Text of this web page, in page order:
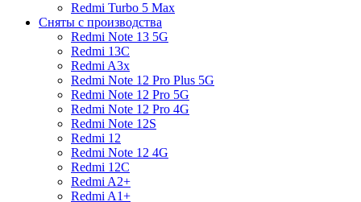
Redmi Turbo 5 Max
Сняты с производства
Redmi Note 13 5G
Redmi 13C
Redmi A3x
Redmi Note 12 Pro Plus 5G
Redmi Note 12 Pro 5G
Redmi Note 12 Pro 4G
Redmi Note 12S
Redmi 12
Redmi Note 12 4G
Redmi 12C
Redmi A2+
Redmi A1+